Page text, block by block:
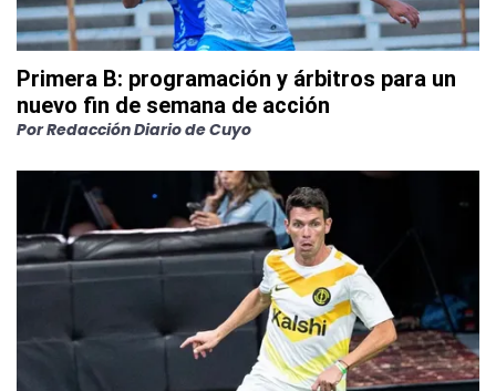
Primera B: programación y árbitros para un
nuevo fin de semana de acción
PorRedacción Diario de Cuyo